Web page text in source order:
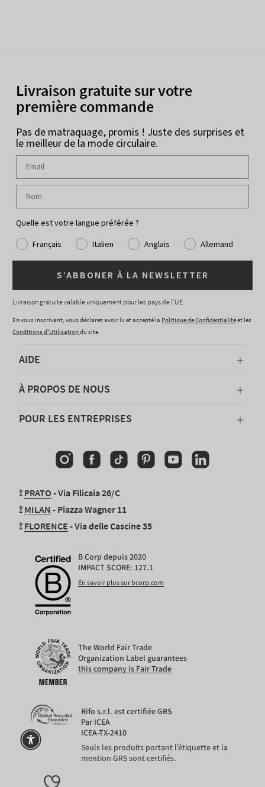
Livraison gratuite sur votre
première commande
Pas de matraquage, promis ! Juste des surprises et
le meilleur de la mode circulaire.
Quelle est votre langue préférée ?
Français
Italien Anglais Allemand
S’ABBONER À LA NEWSLETTER
Livraison gratuite valable uniquement pour les pays de l'UE.
En vous inscrivant, vous déclarez avoir lu et accepté la Politique de Confidentialitéet les
Conditions d'Utilisationdu site.
AIDE
À PROPOS DE NOUS
POUR LES ENTREPRISES
InstagramFacebookTikTokPinterestYouTubeLinkedin
⟟ PRATO - Via Filicaia 26/C
⟟ MILAN - Piazza Wagner 11
⟟ FLORENCE - Via delle Cascine 35
B Corp depuis 2020
IMPACT SCORE: 127.1
En savoir plus sur bcorp.com
The World Fair Trade
Organization Label guarantees
this company is Fair Trade
Rifo s.r.l. est certifiée GRS
Par ICEA
ICEA-TX-2410
Seuls les produits portant l’étiquette et la
mention GRS sont certifiés.